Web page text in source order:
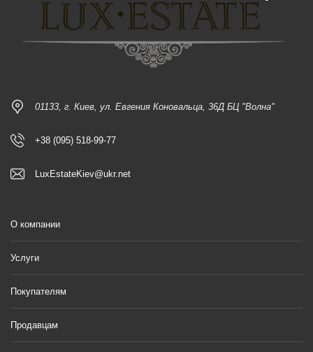
01133, г. Киев, ул. Евгения Коновальца, 36Д БЦ "Волна"
+38 (095) 518-99-77
LuxEstateKiev@ukr.net
О компании
Услуги
Покупателям
Продавцам